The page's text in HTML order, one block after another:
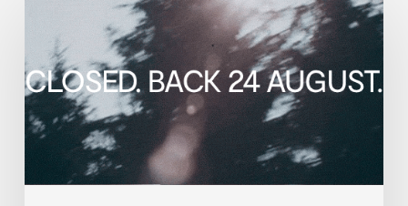
Comunicazione
SB chiude
dal
7
al
agosto.